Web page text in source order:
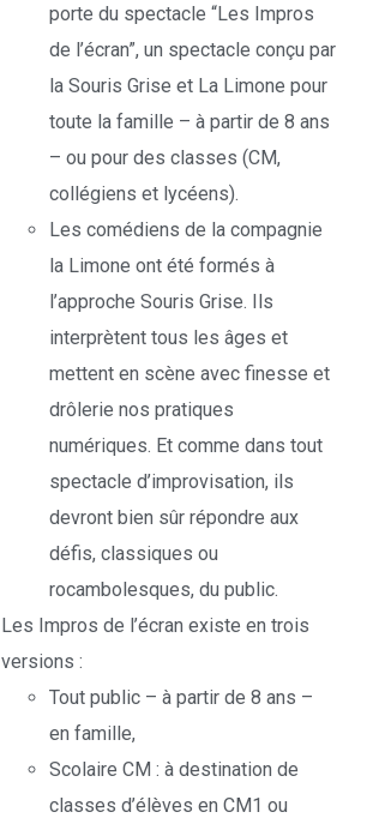
porte du spectacle “Les Impros
de l’écran”, un spectacle conçu par
la Souris Grise et La Limone pour
toute la famille – à partir de 8 ans
– ou pour des classes (CM,
collégiens et lycéens).
Les comédiens de la compagnie
la Limone ont été formés à
l’approche Souris Grise. Ils
interprètent tous les âges et
mettent en scène avec finesse et
drôlerie nos pratiques
numériques. Et comme dans tout
spectacle d’improvisation, ils
devront bien sûr répondre aux
défis, classiques ou
rocambolesques, du public.
Les Impros de l’écran existe en trois
versions :
Tout public – à partir de 8 ans –
en famille,
Scolaire CM : à destination de
classes d’élèves en CM1 ou